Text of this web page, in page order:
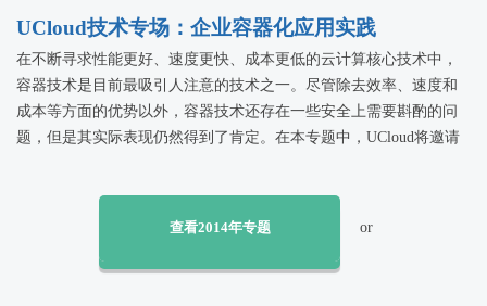
UCloud技术专场：企业容器化应用实践
在不断寻求性能更好、速度更快、成本更低的云计算核心技术中，
容器技术是目前最吸引人注意的技术之一。尽管除去效率、速度和
成本等方面的优势以外，容器技术还存在一些安全上需要斟酌的问
题，但是其实际表现仍然得到了肯定。在本专题中，UCloud将邀请
查看2014年专题 or